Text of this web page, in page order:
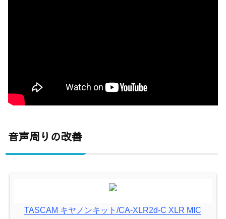
音声周りの改善
TASCAM キヤノンキット/CA-XLR2d-C XLR MIC